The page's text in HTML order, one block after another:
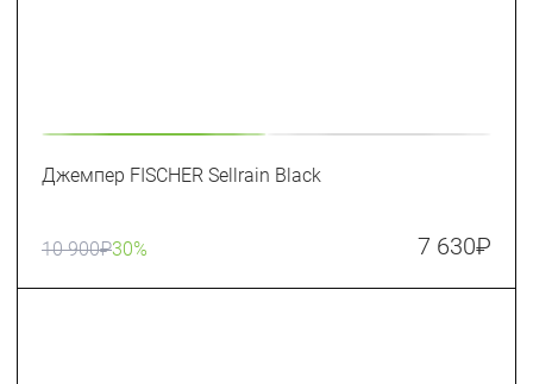
Джемпер FISCHER Sellrain Black
10 900₽30% 7 630₽